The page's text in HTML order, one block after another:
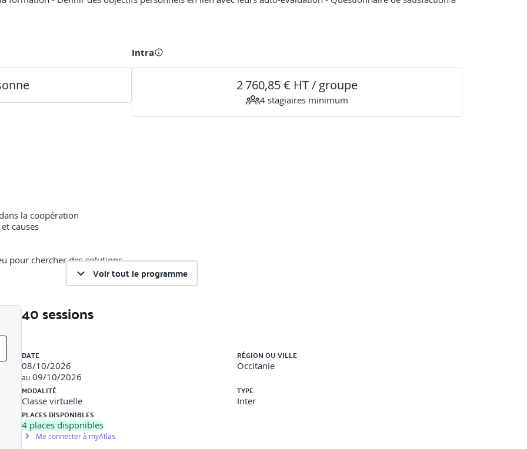
Intra
2 760,85 € HT / groupe
4 stagiaires minimum
la coopération
causes
pour chercher des solutions
dynamique collective
Voir tout le programme
40 sessions
DATE
08/10/2026
au 09/10/2026
RÉGION OU VILLE
Occitanie
MODALITÉ
Classe virtuelle
TYPE
Inter
PLACES DISPONIBLES
4 places disponibles
Me connecter à myAtlas